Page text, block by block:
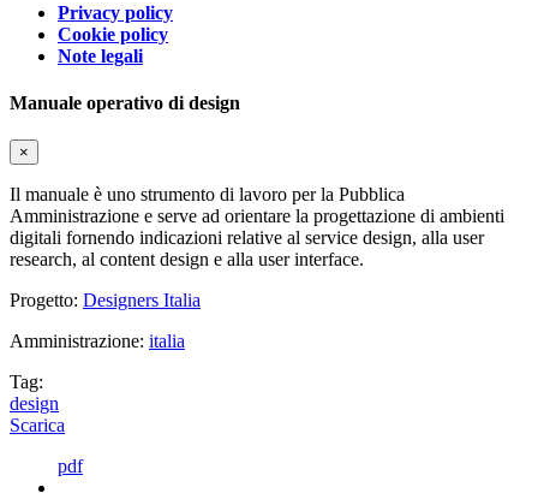
Privacy policy
Cookie policy
Note legali
Manuale operativo di design
×
Il manuale è uno strumento di lavoro per la Pubblica
Amministrazione e serve ad orientare la progettazione di ambienti
digitali fornendo indicazioni relative al service design, alla user
research, al content design e alla user interface.
Progetto: Designers Italia
Amministrazione: italia
Tag:
design
Scarica
pdf